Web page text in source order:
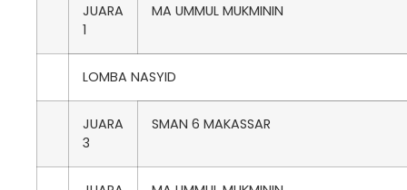
JUARA
1
MA UMMUL MUKMININ
LOMBA NASYID
JUARA
3
SMAN 6 MAKASSAR